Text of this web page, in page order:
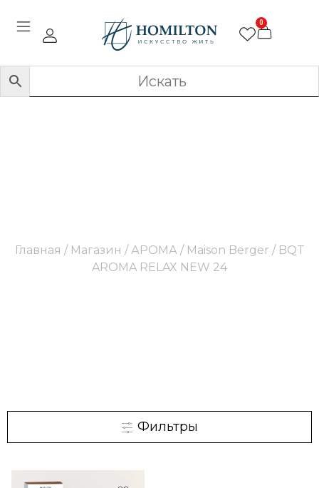
0
Главная / Магазин / АРОМА/ Maison Berger / BQT
AROMA RELAX NEW 24
Фильтры